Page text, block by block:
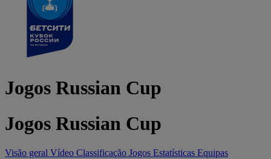
Jogos Russian Cup
Jogos Russian Cup
Visão geral Vídeo Classificação Jogos Estatísticas Equipas